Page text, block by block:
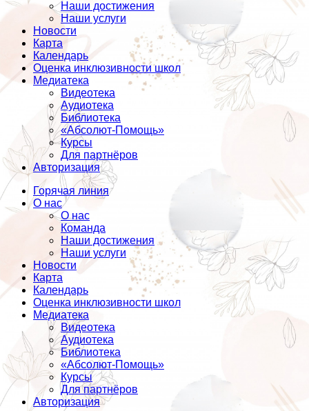
Наши достижения
Наши услуги
Новости
Карта
Календарь
Оценка инклюзивности школ
Медиатека
Видеотека
Аудиотека
Библиотека
«Абсолют-Помощь»
Курсы
Для партнёров
Авторизация
Горячая линия
О нас
О нас
Команда
Наши достижения
Наши услуги
Новости
Карта
Календарь
Оценка инклюзивности школ
Медиатека
Видеотека
Аудиотека
Библиотека
«Абсолют-Помощь»
Курсы
Для партнёров
Авторизация